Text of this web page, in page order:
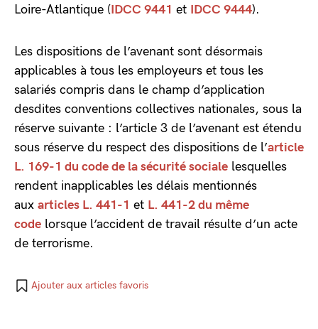
Loire-Atlantique (IDCC 9441 et IDCC 9444).
Les dispositions de l’avenant sont désormais
applicables à tous les employeurs et tous les
salariés compris dans le champ d’application
desdites conventions collectives nationales, sous la
réserve suivante : l’article 3 de l’avenant est étendu
sous réserve du respect des dispositions de l’article
L. 169-1 du code de la sécurité sociale lesquelles
rendent inapplicables les délais mentionnés
aux articles L. 441-1 et L. 441-2 du même
code lorsque l’accident de travail résulte d’un acte
de terrorisme.
Ajouter aux articles favoris